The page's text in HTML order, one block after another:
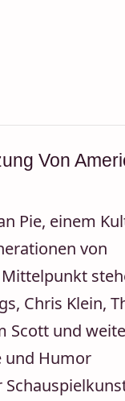
Von
Pie, einem
von
Chris Klein,
Scott und
und Humor